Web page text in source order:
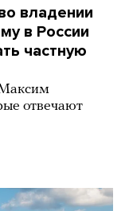
владении
в России
частную
отвечают